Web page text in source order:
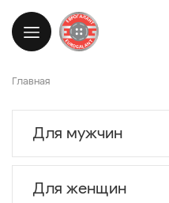
Главная
Для мужчин
Для женщин